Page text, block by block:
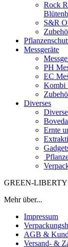
Rock
S&R
Messgeräte
PH
EC
Kombi
Diverses
Boveda
Ernte
GREEN-LIBERTY
Mehr über...
Impressum
AGB &
Versand- &